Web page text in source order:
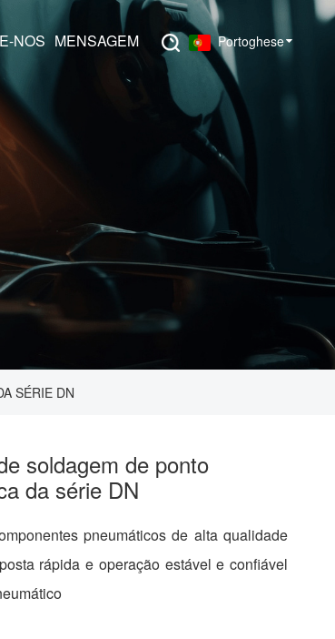
NOS MENSAGEM Portoghese
SÉRIE DN
soldagem de ponto
da série DN
pneumáticos de alta qualidade
rápida e operação estável e confiável